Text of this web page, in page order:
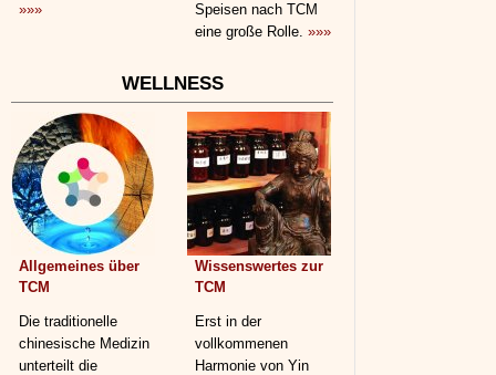
»»»
Speisen nach TCM
eine große Rolle. »»»
WELLNESS
Allgemeines über
TCM
Die traditionelle
chinesische Medizin
unterteilt die
Wissenswertes zur
TCM
Erst in der
vollkommenen
Harmonie von Yin